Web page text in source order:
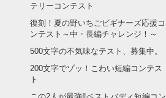
テリーコンテスト
復刻！夏の野いちごビギナーズ応援コ
ンテスト～中・長編チャレンジ！～
500文字の不気味なテスト、募集中。
200文字でゾッ！こわい短編コンテス
ト